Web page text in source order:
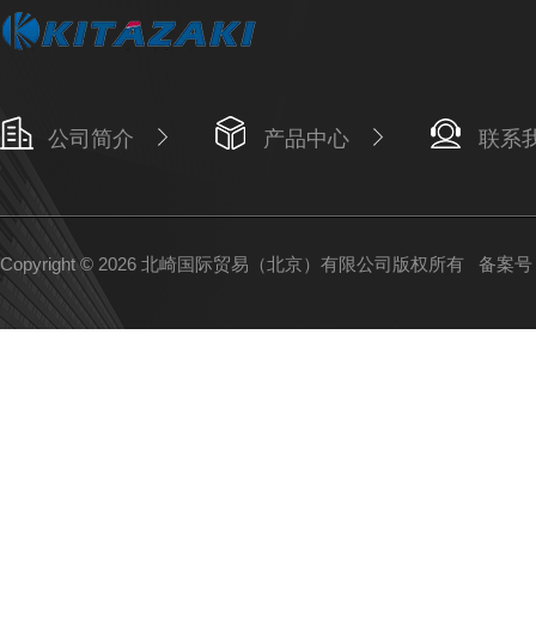
公司简介 产品中心 联系
Copyright © 2026 北崎国际贸易（北京）有限公司版权所有 备案号